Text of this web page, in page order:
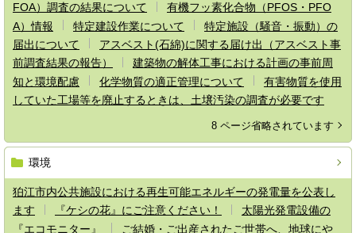
FOA）調査の結果について
有機フッ素化合物（PFOS・PFO
A）情報
特定建設作業について
特定施設（騒音・振動）の
届出について
アスベスト(石綿)に関する届け出（アスベスト事
前調査結果の報告）
建築物の解体工事における計画の事前周
知と環境配慮
化学物質の適正管理について
有害物質を使用
していた工場等を廃止するときは、土壌汚染の調査が必要です
8 ページ省略されています
環境
狛江市内公共施設における再生可能エネルギーの発電量を公表し
ます
『ケシの花』にご注意ください！
太陽光発電設備の
『エコモニター』
ご結婚・ご出産されたご世帯へ、地球にや